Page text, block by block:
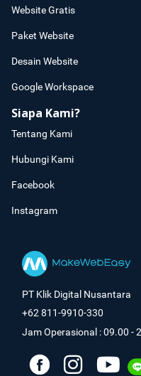
Website Gratis
Paket Website
Desain Website
Google Workspace
Siapa Kami?
Tentang Kami
Hubungi Kami
Facebook
Instagram
PT Klik Digital Nusantara
+62 811-9910-330
Jam Operasional : 09.00 -